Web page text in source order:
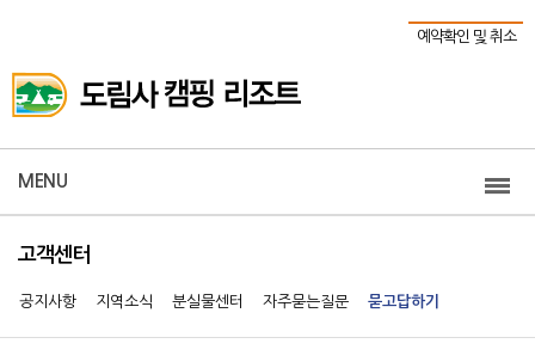
예약확인 및 취소
MENU
고객센터
공지사항 지역소식 분실물센터 자주묻는질문 묻고답하기